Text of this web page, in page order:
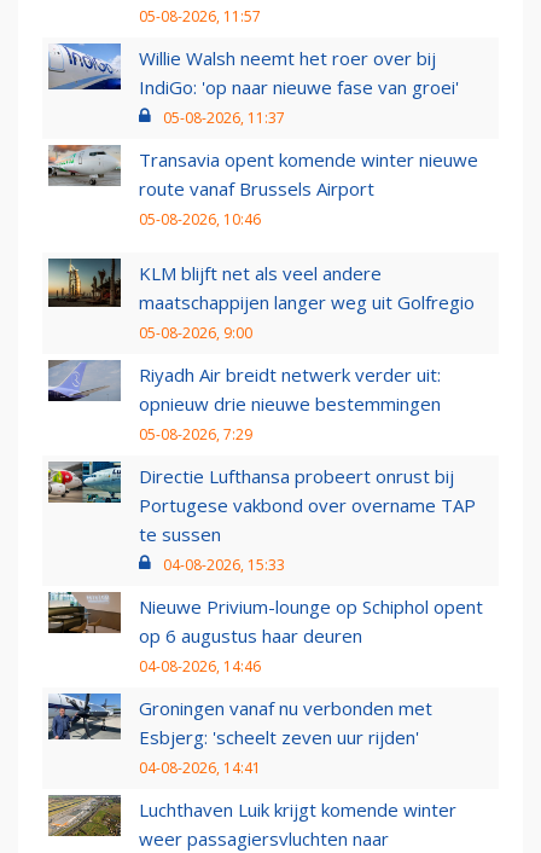
05-08-2026, 11:57
Willie Walsh neemt het roer over bij
IndiGo: 'op naar nieuwe fase van groei'
05-08-2026, 11:37
Transavia opent komende winter nieuwe
route vanaf Brussels Airport
05-08-2026, 10:46
KLM blijft net als veel andere
maatschappijen langer weg uit Golfregio
05-08-2026, 9:00
Riyadh Air breidt netwerk verder uit:
opnieuw drie nieuwe bestemmingen
05-08-2026, 7:29
Directie Lufthansa probeert onrust bij
Portugese vakbond over overname TAP
te sussen
04-08-2026, 15:33
Nieuwe Privium-lounge op Schiphol opent
op 6 augustus haar deuren
04-08-2026, 14:46
Groningen vanaf nu verbonden met
Esbjerg: 'scheelt zeven uur rijden'
04-08-2026, 14:41
Luchthaven Luik krijgt komende winter
weer passagiersvluchten naar